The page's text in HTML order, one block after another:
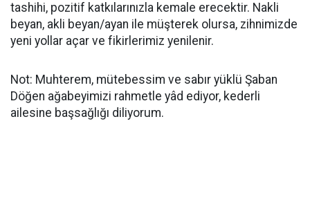
tashihi, pozitif katkılarınızla kemale erecektir. Nakli
beyan, akli beyan/ayan ile müşterek olursa, zihnimizde
yeni yollar açar ve fikirlerimiz yenilenir.
Not: Muhterem, mütebessim ve sabır yüklü Şaban
Döğen ağabeyimizi rahmetle yâd ediyor, kederli
ailesine başsağlığı diliyorum.